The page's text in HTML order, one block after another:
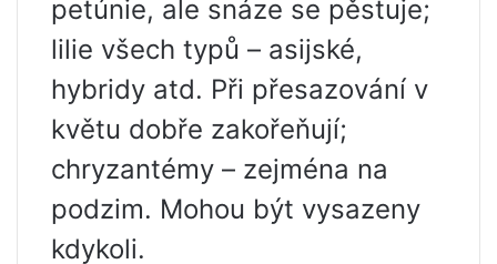
petúnie, ale snáze se pěstuje;
lilie všech typů – asijské,
hybridy atd. Při přesazování v
květu dobře zakořeňují;
chryzantémy – zejména na
podzim. Mohou být vysazeny
kdykoli.